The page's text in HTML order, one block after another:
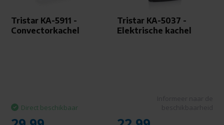
Tristar KA-5911 -
Convectorkachel
Direct beschikbaar
Tristar KA-5037 -
Elektrische kachel